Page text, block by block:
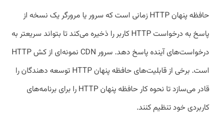
حافظه پنهان HTTP زمانی است که سرور یا مرورگر یک نسخه از
پاسخ به درخواست HTTP کاربر را ذخیره می‌کند تا بتواند سریعتر به
درخواست‌های آینده پاسخ دهد. سرور CDN نمونه‌ای از کش HTTP
است. برخی از قابلیت‌های حافظه پنهان HTTP توسعه دهندگان را
قادر می‌سازد تا نحوه کار حافظه پنهان HTTP را برای برنامه‌های
کاربردی خود تنظیم کنند.